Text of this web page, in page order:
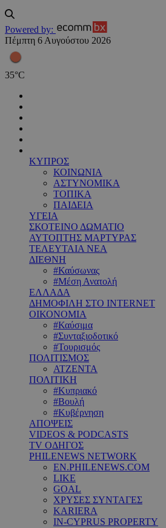
Powered by:
Πέμπτη 6 Αυγούστου 2026
35°C
ΚΥΠΡΟΣ
ΚΟΙΝΩΝΙΑ
ΑΣΤΥΝΟΜΙΚΑ
ΤΟΠΙΚΑ
ΠΑΙΔΕΙΑ
ΥΓΕΙΑ
ΣΚΟΤΕΙΝΟ ΔΩΜΑΤΙΟ
ΑΥΤΟΠΤΗΣ ΜΑΡΤΥΡΑΣ
ΤΕΛΕΥΤΑΙΑ ΝΕΑ
ΔΙΕΘΝΗ
#Καύσωνας
#Μέση Ανατολή
ΕΛΛΑΔΑ
ΔΗΜΟΦΙΛΗ ΣΤΟ INTERNET
ΟΙΚΟΝΟΜΙΑ
#Καύσιμα
#Συνταξιοδοτικό
#Τουρισμός
ΠΟΛΙΤΙΣΜΟΣ
ΑΤΖΕΝΤΑ
ΠΟΛΙΤΙΚΗ
#Κυπριακό
#Βουλή
#Κυβέρνηση
ΑΠΟΨΕΙΣ
VIDEOS & PODCASTS
TV ΟΔΗΓΟΣ
PHILENEWS NETWORK
EN.PHILENEWS.COM
LIKE
GOAL
ΧΡΥΣΕΣ ΣΥΝΤΑΓΕΣ
KARIERA
IN-CYPRUS PROPERTY